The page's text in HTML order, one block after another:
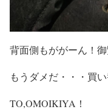
背面側もががーん！
もうダメだ・・・買
TO,OMOIKIYA！